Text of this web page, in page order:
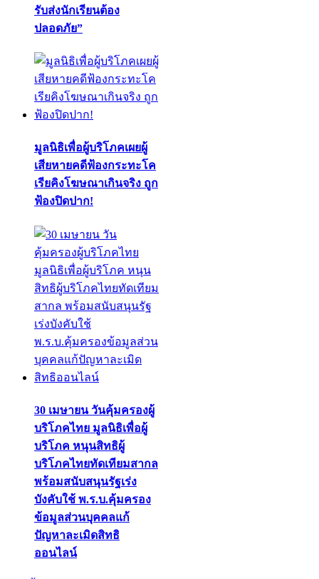
รับส่งนักเรียนต้อง
ปลอดภัย”
มูลนิธิเพื่อผู้บริโภคเผยผู้
เสียหายคดีฟ้องกระทะโค
เรียคิงโฆษณาเกินจริง ถูก
ฟ้องปิดปาก!
30 เมษายน วันคุ้มครองผู้
บริโภคไทย มูลนิธิเพื่อผู้
บริโภค หนุนสิทธิผู้
บริโภคไทยทัดเทียมสากล
พร้อมสนับสนุนรัฐเร่ง
บังคับใช้ พ.ร.บ.คุ้มครอง
ข้อมูลส่วนบุคคลแก้
ปัญหาละเมิดสิทธิ
ออนไลน์